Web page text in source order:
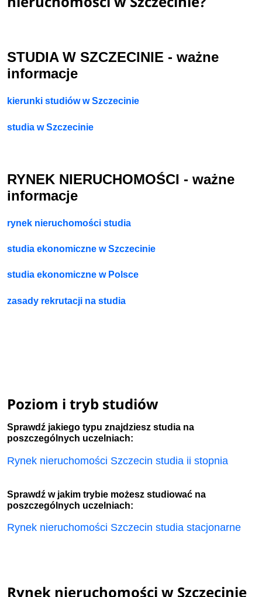
STUDIA W SZCZECINIE - ważne
informacje
kierunki studiów w Szczecinie
studia w Szczecinie
RYNEK NIERUCHOMOŚCI - ważne
informacje
rynek nieruchomości studia
studia ekonomiczne w Szczecinie
studia ekonomiczne w Polsce
zasady rekrutacji na studia
Poziom i tryb studiów
Sprawdź jakiego typu znajdziesz studia na
poszczególnych uczelniach:
Rynek nieruchomości Szczecin studia ii stopnia
Sprawdź w jakim trybie możesz studiować na
poszczególnych uczelniach:
Rynek nieruchomości Szczecin studia stacjonarne
Rynek nieruchomości w Szczecinie